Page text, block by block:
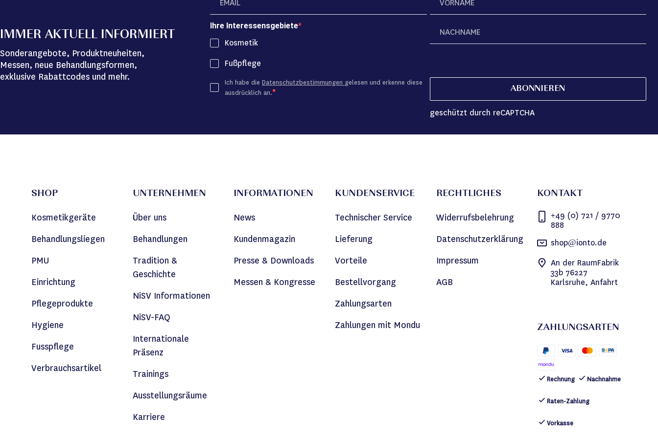
IMMER AKTUELL INFORMIERT
Sonderangebote, Produktneuheiten,
Messen, neue Behandlungsformen,
exklusive Rabattcodes und mehr.
Ihre Interessensgebiete
Kosmetik
Fußpflege
Ich habe dieDatenschutzbestimmungen gelesen und erkenne diese
ausdrücklich an.
ABONNIEREN
geschützt durch reCAPTCHA
SHOP
Kosmetikgeräte
Behandlungsliegen
PMU
Einrichtung
Pflegeprodukte
Hygiene
Fusspflege
Verbrauchsartikel
UNTERNEHMEN
Über uns
Behandlungen
Tradition &
Geschichte
NiSV Informationen
NiSV-FAQ
Internationale
Präsenz
Trainings
Ausstellungsräume
Karriere
INFORMATIONEN
News
Kundenmagazin
Presse & Downloads
Messen & Kongresse
KUNDENSERVICE
Technischer Service
Lieferung
Vorteile
Bestellvorgang
Zahlungsarten
Zahlungen mit Mondu
RECHTLICHES
Widerrufsbelehrung
Datenschutzerklärung
Impressum
AGB
KONTAKT
+49 (0) 721 / 9770
888
shop@ionto.de
An der RaumFabrik
33b 76227
Karlsruhe, Anfahrt
ZAHLUNGSARTEN
Rechnung Nachnahme
Raten-Zahlung
Vorkasse